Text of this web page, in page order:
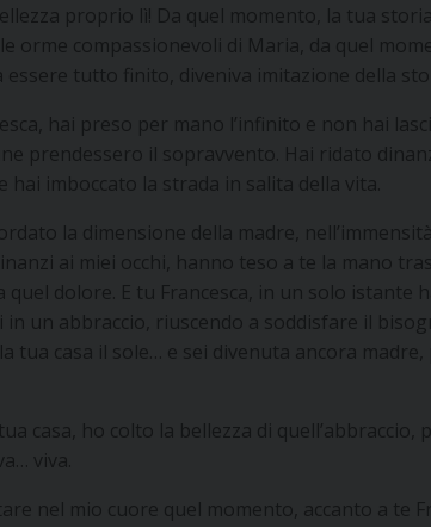
proprio lì! Da quel momento, la tua storia
orme compassionevoli di Maria, da quel
essere tutto finito, diveniva imitazione della
hai preso per mano l’infinito e non hai
prendessero il sopravvento. Hai ridato
hai imboccato la strada in salita della vita.
la dimensione della madre,
ai miei occhi, hanno teso a te la mano
quel dolore. E tu Francesca, in un solo istante
in un abbraccio, riuscendo a soddisfare il
tua casa il sole… e sei divenuta ancora
casa, ho colto la bellezza di
viva.
nel mio cuore quel momento, accanto a te